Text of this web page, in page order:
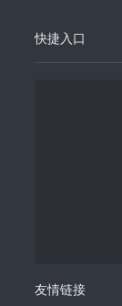
快捷入口
友情链接